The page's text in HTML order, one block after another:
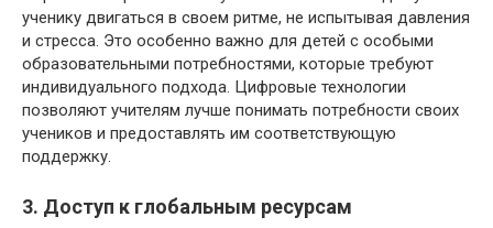
ученику двигаться в своем ритме, не испытывая давления
и стресса. Это особенно важно для детей с особыми
образовательными потребностями, которые требуют
индивидуального подхода. Цифровые технологии
позволяют учителям лучше понимать потребности своих
учеников и предоставлять им соответствующую
поддержку.
3. Доступ к глобальным ресурсам